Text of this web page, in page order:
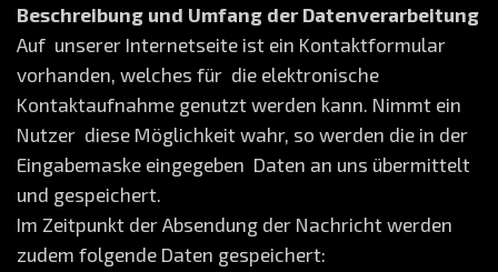
Beschreibung und Umfang der Datenverarbeitung
Auf unserer Internetseite ist ein Kontaktformular
vorhanden, welches für die elektronische
Kontaktaufnahme genutzt werden kann. Nimmt ein
Nutzer diese Möglichkeit wahr, so werden die in der
Eingabemaske eingegeben Daten an uns übermittelt
und gespeichert.
Im Zeitpunkt der Absendung der Nachricht werden
zudem folgende Daten gespeichert: